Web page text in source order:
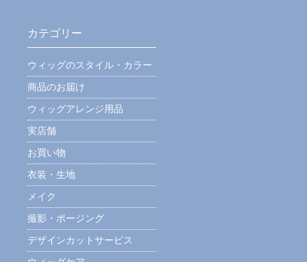
カテゴリー
ウィッグのスタイル・カラー
商品のお届け
ウィッグアレンジ用品
実店舗
お買い物
衣装・生地
メイク
撮影・ポージング
デザインカットサービス